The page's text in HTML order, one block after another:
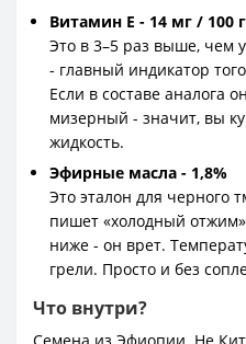
Витамин Е - 14 мг / 100 г
Это в 3–5 раз выше, чем
- главный индикатор
Если в составе аналога
мизерный - значит, вы
жидкость.
Эфирные масла - 1,8%
Это эталон для черного
пишет «холодный
ниже - он врет.
грели. Просто и без
Что внутри?